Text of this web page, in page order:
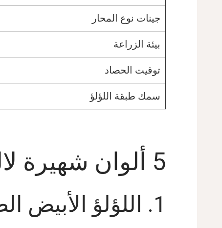
جينات نوع المحار
بيئة الزراعة
توقيت الحصاد
سمك طبقة اللؤلؤ
5 ألوان شهيرة لاللؤلؤ الطبيعي العذب
1. اللؤلؤ الأبيض الطبيعي العذب: الكلاسيكي الخالد